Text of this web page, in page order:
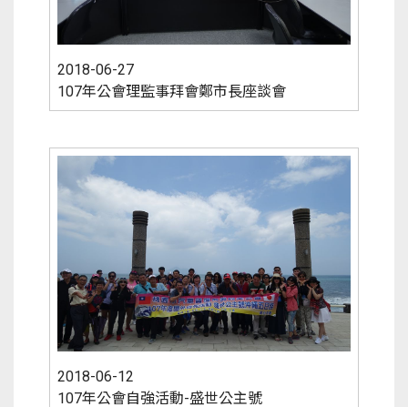
2018-06-27
107年公會理監事拜會鄭市長座談會
2018-06-12
107年公會自強活動-盛世公主號